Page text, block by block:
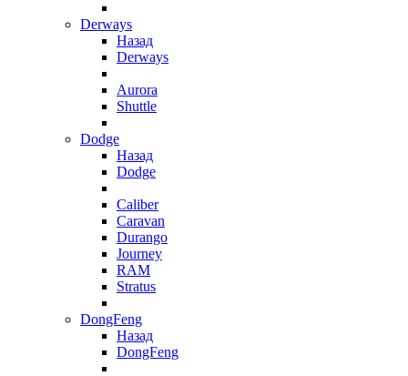
Derways
Назад
Derways
Aurora
Shuttle
Dodge
Назад
Dodge
Caliber
Caravan
Durango
Journey
RAM
Stratus
DongFeng
Назад
DongFeng